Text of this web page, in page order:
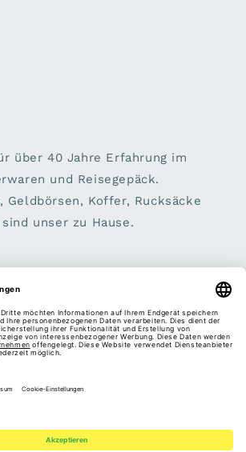
über 40 Jahre Erfahrung im
und Reisegepäck.
Geldbörsen, Koffer, Rucksäcke
unser zu Hause.
Facebook